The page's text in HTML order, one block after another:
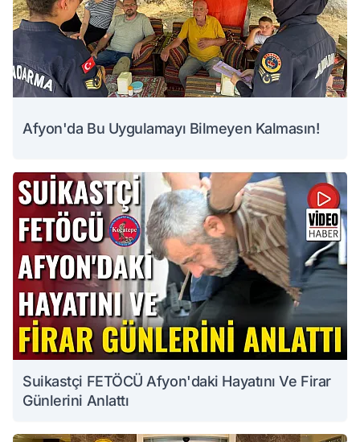
Afyon'da Bu Uygulamayı Bilmeyen Kalmasın!
Suikastçi FETÖCÜ Afyon'daki Hayatını Ve Firar
Günlerini Anlattı